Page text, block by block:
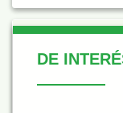
De Interés
DE